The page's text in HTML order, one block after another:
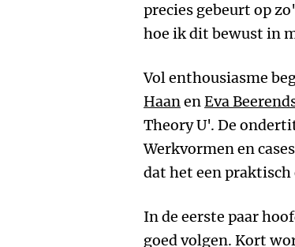
precies gebeurt op
hoe ik dit bewust in
Vol enthousiasme
HaanenEva
Theory U'. De
Werkvormen en
dat het een praktisch
In de eerste paar
goed volgen. Kort